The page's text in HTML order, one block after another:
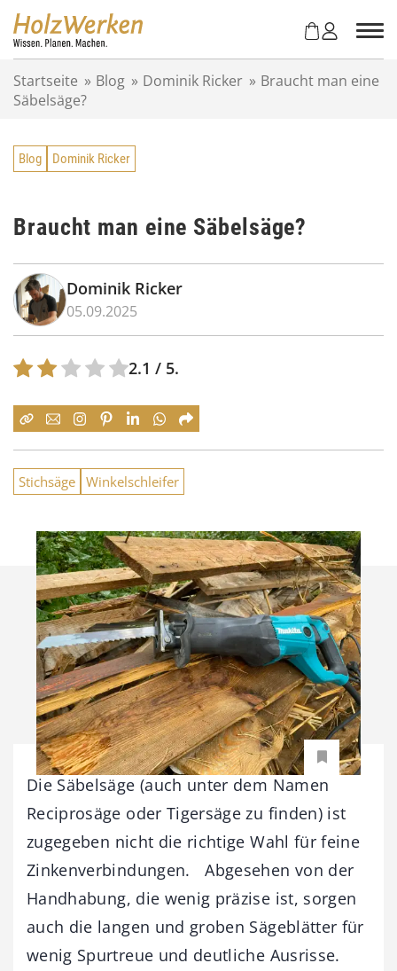
Startseite » Blog » Dominik Ricker » Braucht man eine
Säbelsäge?
Blog Dominik Ricker
Braucht man eine Säbelsäge?
Dominik Ricker
05.09.2025
2.1 / 5.
Stichsäge Winkelschleifer
Die Säbelsäge (auch unter dem Namen
Reciprosäge oder Tigersäge zu finden) ist
zugegeben nicht die richtige Wahl für feine
Zinkenverbindungen. Abgesehen von der
Handhabung, die wenig präzise ist, sorgen
auch die langen und groben Sägeblätter für
wenig Spurtreue und deutliche Ausrisse.